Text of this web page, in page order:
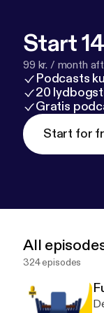
Start
99 kr. / month
Podcasts
20
Gratis
Start for
All
324 episodes